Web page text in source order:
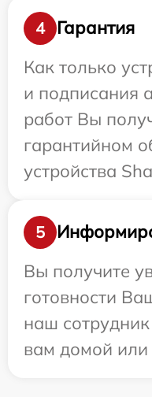
4
Гарантия
Как только
и подписания
работ Вы
гарантийном
устройства
5
Вы получите
готовности
наш сотрудник
вам домой